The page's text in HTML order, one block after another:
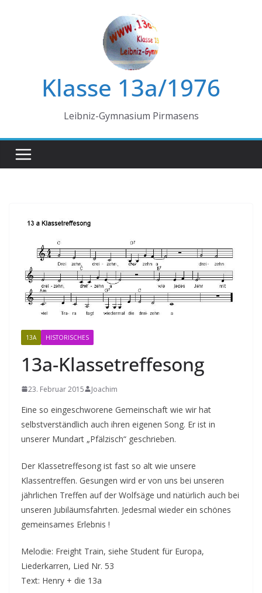
Klasse 13a/1976
Leibniz-Gymnasium Pirmasens
13A HISTORISCHES
13a-Klassetreffesong
23. Februar 2015 Joachim
Eine so eingeschworene Gemeinschaft wie wir hat
selbstverständlich auch ihren eigenen Song. Er ist in
unserer Mundart „Pfälzisch“ geschrieben.
Der Klassetreffesong ist fast so alt wie unsere
Klassentreffen. Gesungen wird er von uns bei unseren
jährlichen Treffen auf der Wolfsäge und natürlich auch bei
unseren Jubiläumsfahrten. Jedesmal wieder ein schönes
gemeinsames Erlebnis !
Melodie: Freight Train, siehe Student für Europa,
Liederkarren, Lied Nr. 53
Text: Henry + die 13a